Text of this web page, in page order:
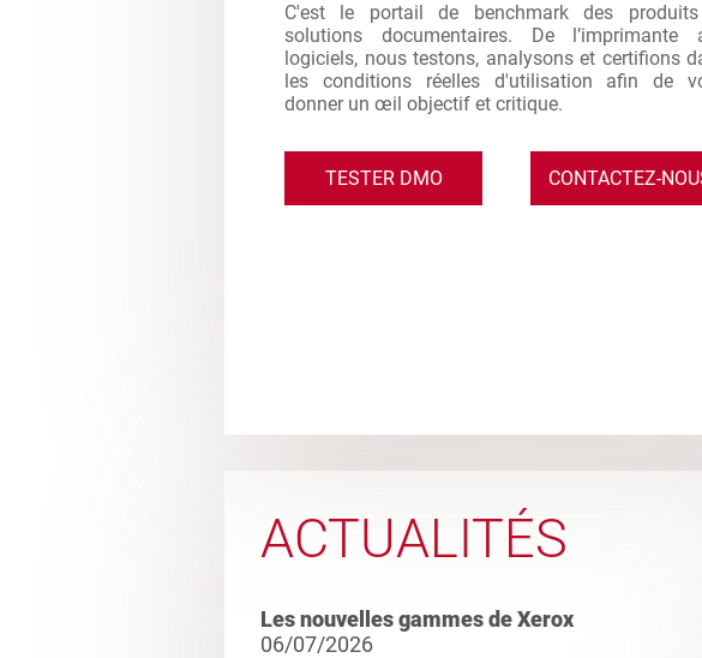
C'est le portail de benchmark des
solutions documentaires. De l’imprimante
logiciels, nous testons, analysons et certifions
les conditions réelles d'utilisation afin de
donner un œil objectif et critique.
TESTER DMO CONTACTEZ-
ACTUALITÉS
Les nouvelles gammes de Xerox
06/07/2026